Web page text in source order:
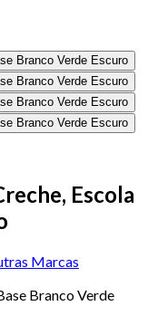
Escola
Marcas
Branco Verde